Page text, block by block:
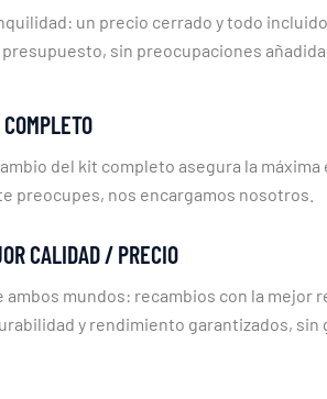
un precio cerrado y todo
sin preocupaciones
del kit completo asegura la
preocupes, nos encargamos nosotros.
CALIDAD / PRECIO
ambos mundos: recambios con la mejor
y rendimiento garantizados, sin